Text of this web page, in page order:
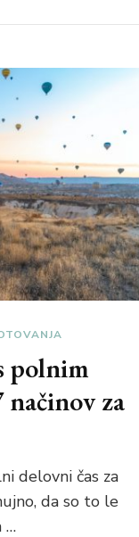
polnim
načinov za
delovni čas za
da so to le
…